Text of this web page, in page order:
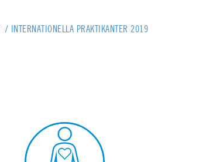
/ INTERNATIONELLA PRAKTIKANTER 2019